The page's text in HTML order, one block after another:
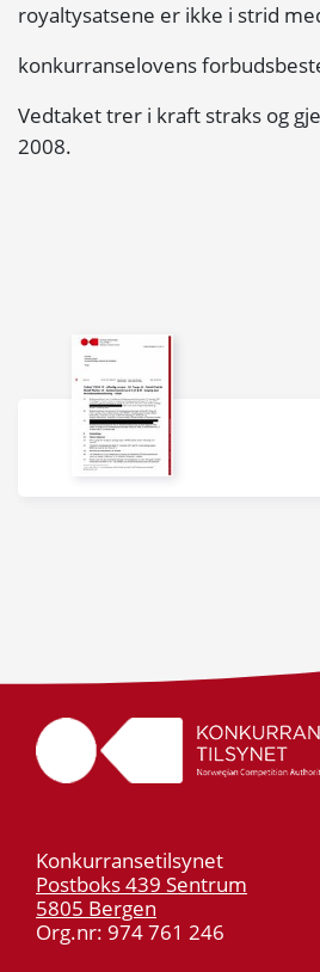
royaltysatsene er ikke i strid
konkurranselovens
Vedtaket trer i kraft straks og
2008.
Konkurransetilsynet
Postboks 439 Sentrum
5805 Bergen
Org.nr: 974 761 246